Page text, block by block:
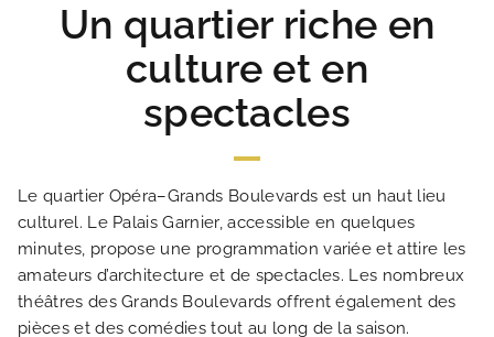
ACCUEIL
HOTEL ET SERVICES
NOS CHAMBRES
OFFRES EXCLUSIVES
NOS ENGAGEMENTS
Un quartier riche en
culture et en
spectacles
Le quartier Opéra–Grands Boulevards est un haut lieu
culturel. Le Palais Garnier, accessible en quelques
minutes, propose une programmation variée et attire les
amateurs d’architecture et de spectacles. Les nombreux
théâtres des Grands Boulevards offrent également des
pièces et des comédies tout au long de la saison.